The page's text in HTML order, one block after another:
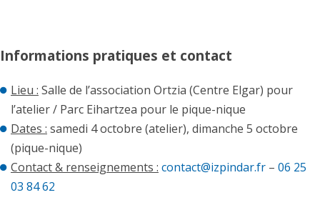
Informations pratiques et contact
Lieu : Salle de l’association Ortzia (Centre Elgar) pour
l’atelier / Parc Eihartzea pour le pique-nique
Dates : samedi 4 octobre (atelier), dimanche 5 octobre
(pique-nique)
Contact & renseignements : contact@izpindar.fr – 06 25
03 84 62